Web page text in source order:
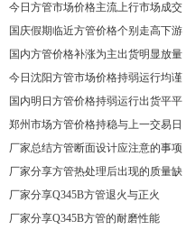
今日方管市场价格主流上行市场成交
国庆假期临近方管价格个别走高下游
国内方管价格补涨为主出货明显放量
今日沈阳方管市场价格持弱运行均谨
国内明日方管价格持弱运行出货平平
郑州市场方管价格持稳与上一交易日
厂家总结方管断面设计应注意的事项
厂家分享方管热处理后出现的质量缺
厂家分享Q345B方管退火与正火
厂家分享Q345B方管的耐磨性能